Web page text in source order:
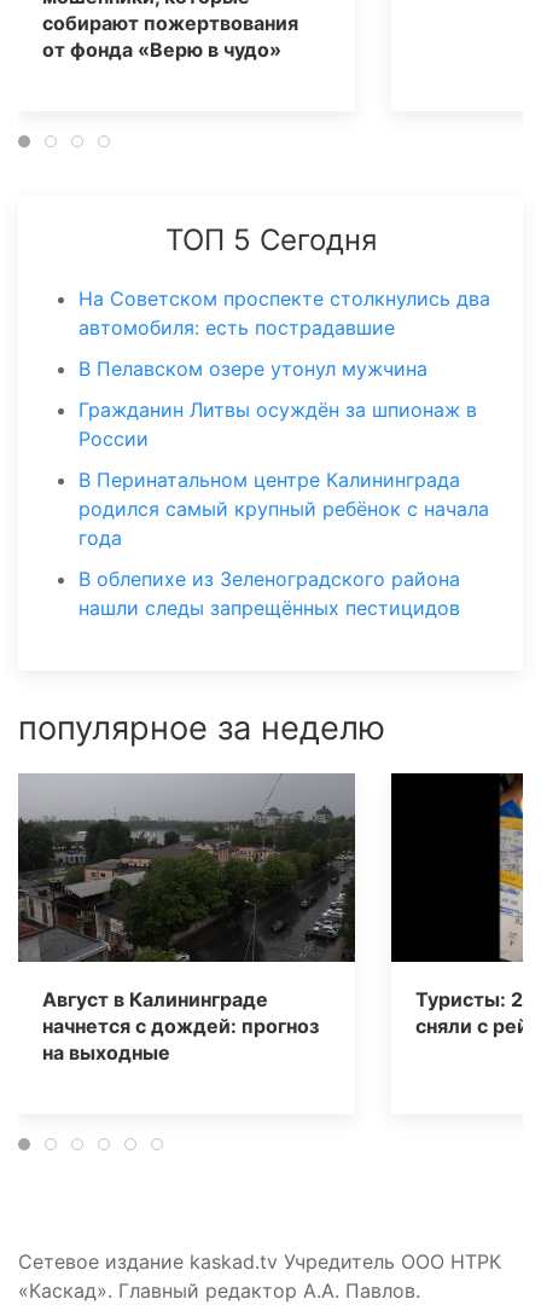
собирают пожертвования
от фонда «Верю в чудо»
ТОП 5 Сегодня
На Советском проспекте столкнулись два
автомобиля: есть пострадавшие
В Пелавском озере утонул мужчина
Гражданин Литвы осуждён за шпионаж в
России
В Перинатальном центре Калининграда
родился самый крупный ребёнок с начала
года
В облепихе из Зеленоградского района
нашли следы запрещённых пестицидов
популярное за неделю
Август в Калининграде
начнется с дождей: прогноз
на выходные
Туристы: 20
сняли с
Сетевое издание kaskad.tv Учредитель ООО НТРК
«Каскад». Главный редактор А.А. Павлов.